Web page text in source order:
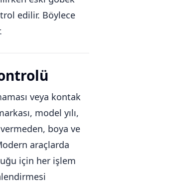
edilir. Böylece
veya kontak
model yılı,
boya ve
araçlarda
için her işlem